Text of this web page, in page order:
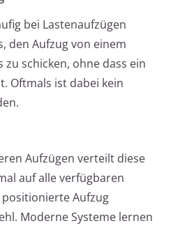
bei Lastenaufzügen
den Aufzug von einem
schicken, ohne dass ein
Oftmals ist dabei kein
Aufzügen verteilt diese
auf alle verfügbaren
Aufzug
Moderne Systeme lernen